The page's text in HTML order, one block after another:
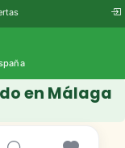
en Málaga